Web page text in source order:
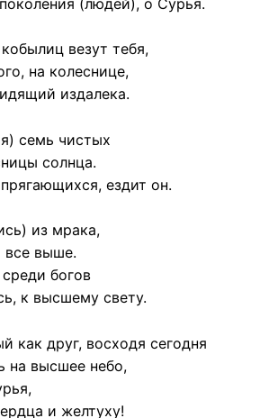
везут тебя,
на колеснице,
издалека.
семь чистых
солнца.
ездит он.
из мрака,
все выше.
богов
к высшему свету.
как друг, восходя сегодня
на высшее небо,
и желтуху!